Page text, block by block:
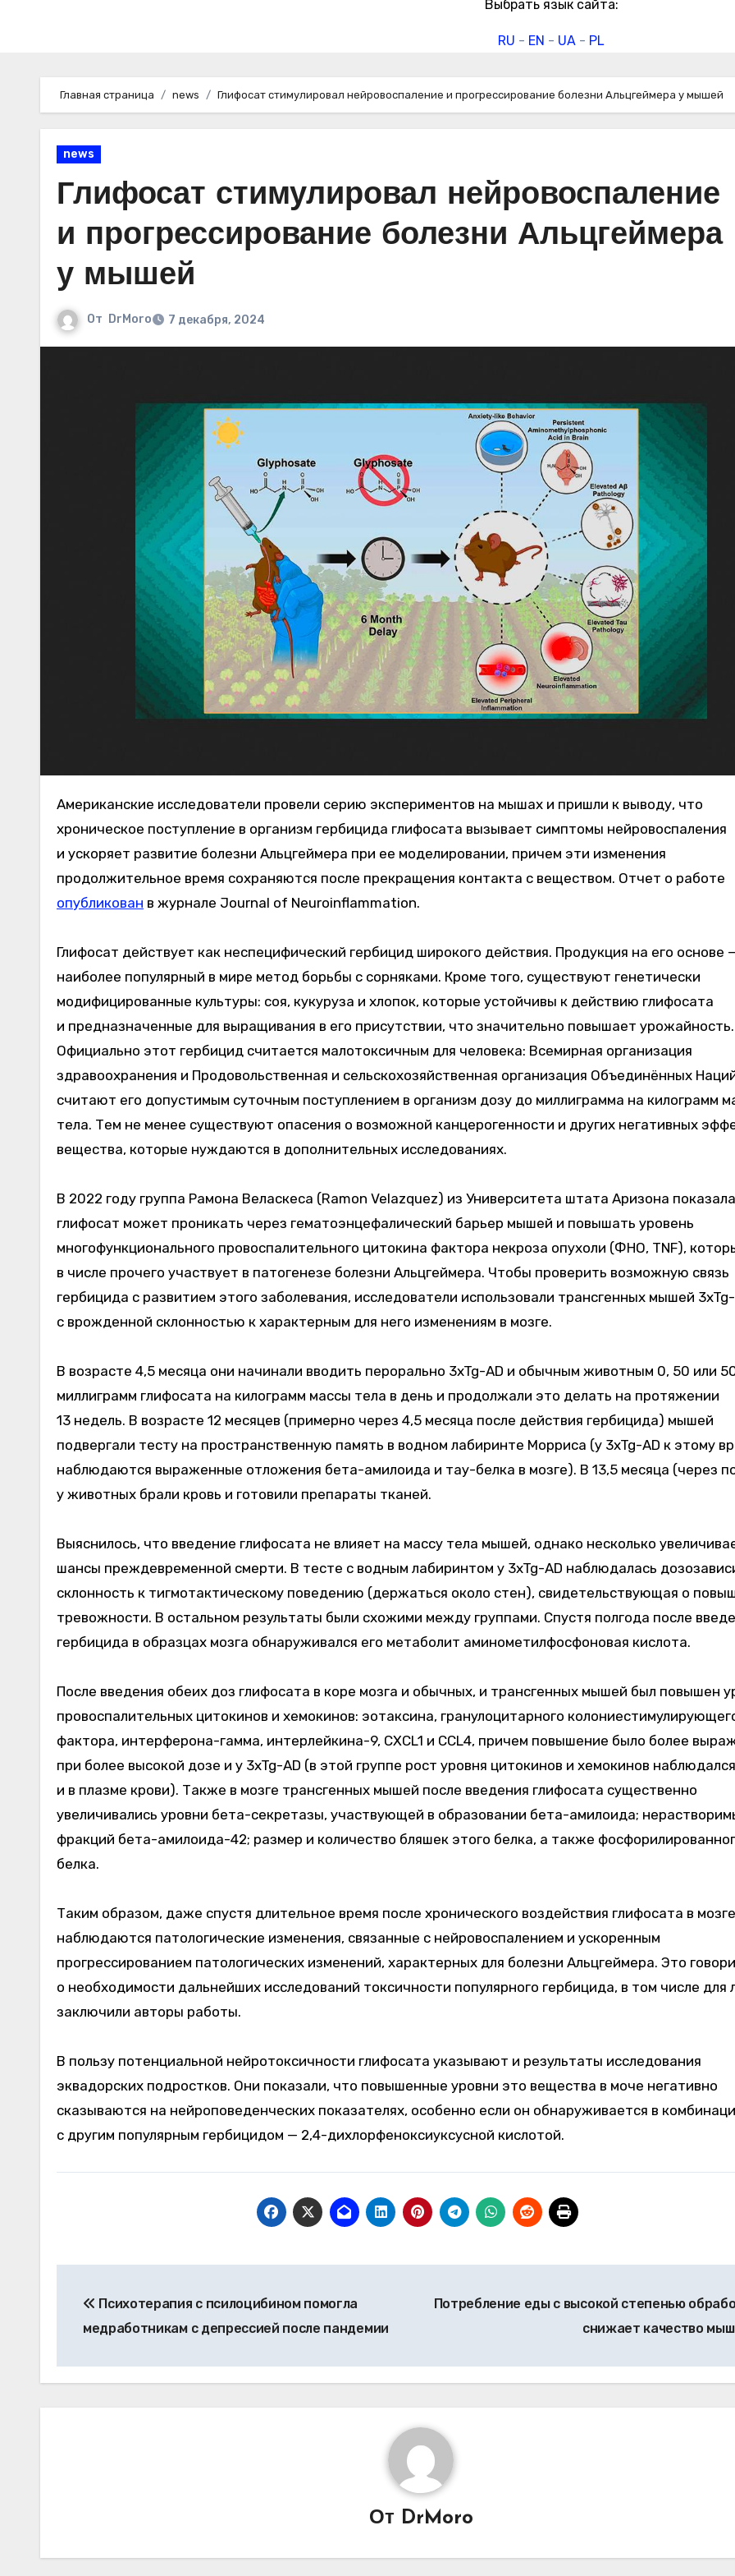
Выбрать язык сайта:
RU - EN - UA - PL
Главная страница news Глифосат стимулировал нейровоспаление и прогрессирование болезни Альцгеймера у мышей
news
Глифосат стимулировал нейровоспаление
и прогрессирование болезни Альцгеймера
у мышей
От DrMoro 7 декабря, 2024
Американские исследователи провели серию экспериментов на мышах и пришли к выводу, что
хроническое поступление в организм гербицида глифосата вызывает симптомы нейровоспаления
и ускоряет развитие болезни Альцгеймера при ее моделировании, причем эти изменения
продолжительное время сохраняются после прекращения контакта с веществом. Отчет о работе
опубликован в журнале Journal of Neuroinflammation.
Глифосат действует как неспецифический гербицид широкого действия. Продукция на его основе
наиболее популярный в мире метод борьбы с сорняками. Кроме того, существуют генетически
модифицированные культуры: соя, кукуруза и хлопок, которые устойчивы к действию глифосата
и предназначенные для выращивания в его присутствии, что значительно повышает урожайность.
Официально этот гербицид считается малотоксичным для человека: Всемирная организация
здравоохранения и Продовольственная и сельскохозяйственная организация Объединённых
считают его допустимым суточным поступлением в организм дозу до миллиграмма на килограмм
тела. Тем не менее существуют опасения о возможной канцерогенности и других негативных
вещества, которые нуждаются в дополнительных исследованиях.
В 2022 году группа Рамона Веласкеса (Ramon Velazquez) из Университета штата Аризона
глифосат может проникать через гематоэнцефалический барьер мышей и повышать уровень
многофункционального провоспалительного цитокина фактора некроза опухоли (ФНО, TNF),
в числе прочего участвует в патогенезе болезни Альцгеймера. Чтобы проверить возможную связь
гербицида с развитием этого заболевания, исследователи использовали трансгенных мышей
с врожденной склонностью к характерным для него изменениям в мозге.
В возрасте 4,5 месяца они начинали вводить перорально 3xTg-AD и обычным животным 0, 50 или
миллиграмм глифосата на килограмм массы тела в день и продолжали это делать на протяжении
13 недель. В возрасте 12 месяцев (примерно через 4,5 месяца после действия гербицида) мышей
подвергали тесту на пространственную память в водном лабиринте Морриса (у 3xTg-AD к этому
наблюдаются выраженные отложения бета-амилоида и тау-белка в мозге). В 13,5 месяца (через
у животных брали кровь и готовили препараты тканей.
Выяснилось, что введение глифосата не влияет на массу тела мышей, однако несколько
шансы преждевременной смерти. В тесте с водным лабиринтом у 3xTg-AD наблюдалась
склонность к тигмотактическому поведению (держаться около стен), свидетельствующая о
тревожности. В остальном результаты были схожими между группами. Спустя полгода после
гербицида в образцах мозга обнаруживался его метаболит аминометилфосфоновая кислота.
После введения обеих доз глифосата в коре мозга и обычных, и трансгенных мышей был повышен
провоспалительных цитокинов и хемокинов: эотаксина, гранулоцитарного
фактора, интерферона-гамма, интерлейкина-9, CXCL1 и CCL4, причем повышение было более
при более высокой дозе и у 3xTg-AD (в этой группе рост уровня цитокинов и хемокинов наблюдался
и в плазме крови). Также в мозге трансгенных мышей после введения глифосата существенно
увеличивались уровни бета-секретазы, участвующей в образовании бета-амилоида;
фракций бета-амилоида-42; размер и количество бляшек этого белка, а также
белка.
Таким образом, даже спустя длительное время после хронического воздействия глифосата в
наблюдаются патологические изменения, связанные с нейровоспалением и ускоренным
прогрессированием патологических изменений, характерных для болезни Альцгеймера. Это
о необходимости дальнейших исследований токсичности популярного гербицида, в том числе для
заключили авторы работы.
В пользу потенциальной нейротоксичности глифосата указывают и результаты исследования
эквадорских подростков. Они показали, что повышенные уровни это вещества в моче негативно
сказываются на нейроповеденческих показателях, особенно если он обнаруживается в
с другим популярным гербицидом — 2,4-дихлорфеноксиуксусной кислотой.
по
Психотерапия с псилоцибином помогла
медработникам с депрессией после пандемии
Потребление еды с высокой степенью
снижает качество
От DrMoro